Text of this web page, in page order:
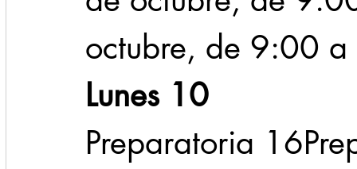
octubre, de 9:00
Lunes 10
Preparatoria